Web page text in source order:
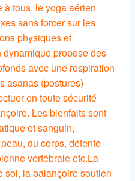
tous, le yoga aérien
sans forcer sur les
physiques et
dynamique propose des
avec une respiration
asanas (postures)
en toute sécurité
Les bienfaits sont
et sanguin,
du corps, détente
vertébrale etc.La
sol, la balançoire soutien